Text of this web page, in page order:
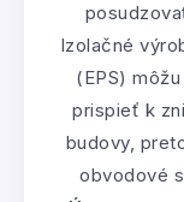
Izolačné
(EPS)
prispieť k
budovy,
obvodové